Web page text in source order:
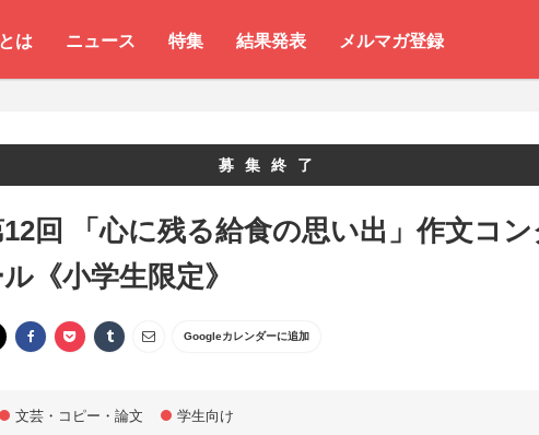
は ニュース 特集 結果発表 メルマガ登録
募集終了
回 「心に残る給食の思い出」作文コン
《小学生限定》
Googleカレンダーに追加
文芸・コピー・論文 学生向け